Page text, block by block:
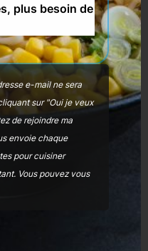
Twitter
plus besoin de
e-mail ne sera
sur "Oui je veux
de rejoindre ma
envoie chaque
pour cuisiner
. Vous pouvez vous